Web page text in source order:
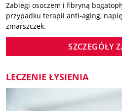
Zabiegi osoczem i fibryną
przypadku terapii anti-aging,
zmarszczek.
SZCZEGÓŁY
LECZENIE ŁYSIENIA